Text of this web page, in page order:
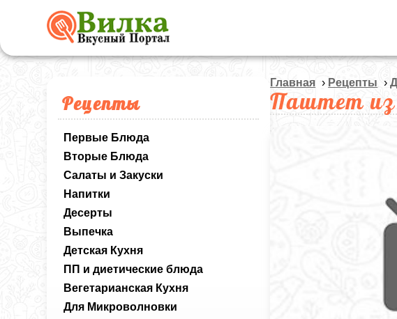
Рецепты
Первые Блюда
Вторые Блюда
Салаты и Закуски
Напитки
Десерты
Выпечка
Детская Кухня
ПП и диетические блюда
Вегетарианская Кухня
Для Микроволновки
Главная › Рецепты ›
Паштет из